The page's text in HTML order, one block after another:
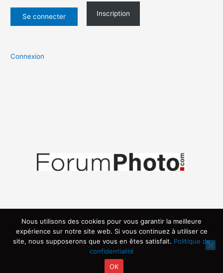
Inscription
Connexion
Copyright © 2026 | Propulsé par ARVIA
Nous utilisons des cookies pour vous garantir la meilleure
expérience sur notre site web. Si vous continuez à utiliser ce
site, nous supposerons que vous en êtes satisfait. Politique de
confidentialité
OK